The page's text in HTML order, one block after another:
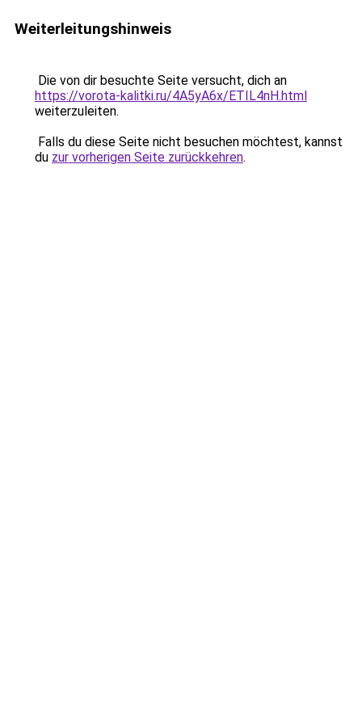
Weiterleitungshinweis
Die von dir besuchte Seite versucht, dich an
https://vorota-kalitki.ru/4A5yA6x/ETIL4nH.html
weiterzuleiten.
Falls du diese Seite nicht besuchen möchtest, kannst
du zur vorherigen Seite zurückkehren.